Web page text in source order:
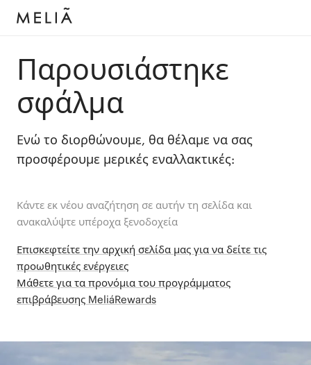
Παρουσιάστηκε
σφάλμα
Ενώ το διορθώνουμε, θα θέλαμε να σας
προσφέρουμε μερικές εναλλακτικές:
Κάντε εκ νέου αναζήτηση σε αυτήν τη σελίδα και
ανακαλύψτε υπέροχα ξενοδοχεία
Επισκεφτείτε την αρχική σελίδα μας για να δείτε τις
προωθητικές ενέργειες
Μάθετε για τα προνόμια του προγράμματος
επιβράβευσης MeliáRewards